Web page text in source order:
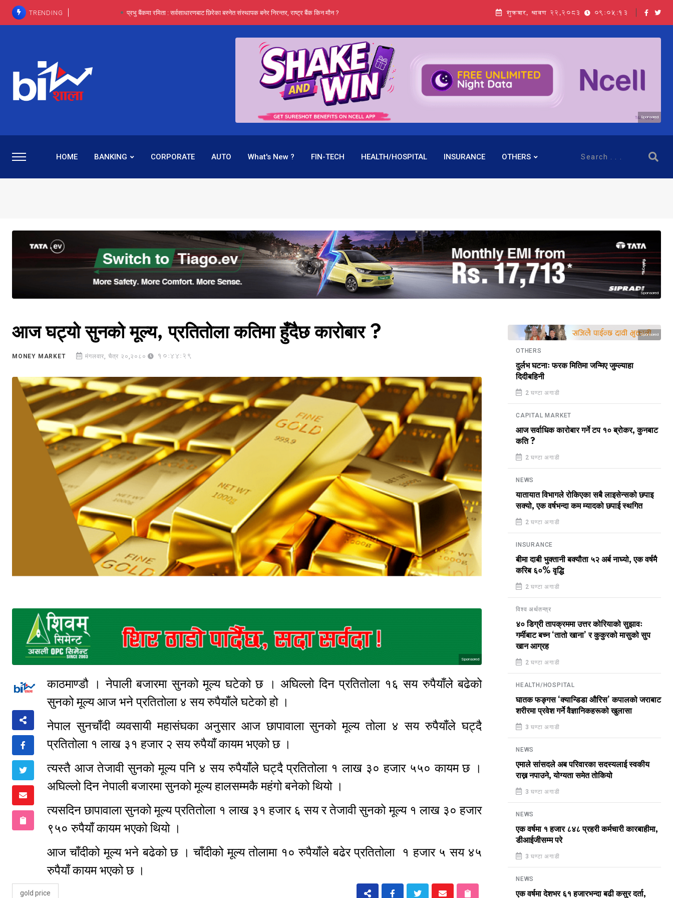
TRENDING प्रभु बैंकमा रमिता : सर्वसाधारणबाट छिरेका बस्नेत संस्थापक बनेर निरन्तर, राष्ट्र बैंक किन मौन ? प्रभू बैंकका सञ्चालक बस्नेतमाथि राष्ट्र बैंकको ‘कन्सर्न’, प्रवक्ता भन्छन्- समूह फेरेर सञ्चालक पदमा बस्न मिल्दैन
शुक्रबार, श्रावण २२,२०८३ 09:05:13
Sponsored
HOME BANKING CORPORATE AUTO What's New ? FIN-TECH HEALTH/HOSPITAL INSURANCE OTHERS
Sponsored
आज घट्यो सुनको मूल्य, प्रतितोला कतिमा हुँदैछ कारोबार ?
MONEY MARKET मंगलवार, चैत्र २०,२०८० 10:44:29
Sponsored
काठमाण्डौ । नेपाली बजारमा सुनको मूल्य घटेको छ । अघिल्लो दिन प्रतितोला १६ सय रुपैयाँले बढेको
सुनको मूल्य आज भने प्रतितोला ४ सय रुपैयाँले घटेको हो ।
नेपाल सुनचाँदी व्यवसायी महासंघका अनुसार आज छापावाला सुनको मूल्य तोला ४ सय रुपैयाँले घट्दै
प्रतितोला १ लाख ३१ हजार २ सय रुपैयाँ कायम भएको छ ।
त्यस्तै आज तेजावी सुनको मूल्य पनि ४ सय रुपैयाँले घट्दै प्रतितोला १ लाख ३० हजार ५५० कायम छ ।
अघिल्लो दिन नेपाली बजारमा सुनको मूल्य हालसम्मकै महंगो बनेको थियो ।
त्यसदिन छापावाला सुनको मूल्य प्रतितोला १ लाख ३१ हजार ६ सय र तेजावी सुनको मूल्य १ लाख ३० हजार
९५० रुपैयाँ कायम भएको थियो ।
आज चाँदीको मूल्य भने बढेको छ । चाँदीको मूल्य तोलामा १० रुपैयाँले बढेर प्रतितोला १ हजार ५ सय ४५
रुपैयाँ कायम भएको छ ।
gold price
Sponsored
OTHERS
दुर्लभ घटनाः फरक मितिमा जन्मिए जुम्ल्याहा
दिदीबहिनी
2 घण्टा अगाडी
CAPITAL MARKET
आज सर्वाधिक कारोबार गर्ने टप १० ब्रोकर, कुनबाट
कति ?
2 घण्टा अगाडी
NEWS
यातायात विभागले रोकिएका सबै लाइसेन्सको छपाइ
सक्यो, एक वर्षभन्दा कम म्यादको छपाई स्थगित
2 घण्टा अगाडी
INSURANCE
बीमा दाबी भुक्तानी बक्यौता ५२ अर्ब नाघ्यो, एक वर्षमै
करिब ६०% वृद्धि
2 घण्टा अगाडी
विश्व अर्थतन्त्र
४० डिग्री तापक्रममा उत्तर कोरियाको सुझावः
गर्मीबाट बच्न ‘तातो खाना’ र कुकुरको मासुको सुप
खान आग्रह
2 घण्टा अगाडी
HEALTH/HOSPITAL
घातक फङ्गस ‘क्यान्डिडा औरिस’ कपालको जराबाट
शरीरमा प्रवेश गर्ने वैज्ञानिकहरूको खुलासा
3 घण्टा अगाडी
NEWS
एमाले सांसदले अब परिवारका सदस्यलाई स्वकीय
राख्न नपाउने, योग्यता समेत तोकियो
3 घण्टा अगाडी
NEWS
एक वर्षमा १ हजार ८४८ प्रहरी कर्मचारी कारबाहीमा,
डीआईजीसम्म परे
3 घण्टा अगाडी
NEWS
एक वर्षमा देशभर ६१ हजारभन्दा बढी कसुर दर्ता,